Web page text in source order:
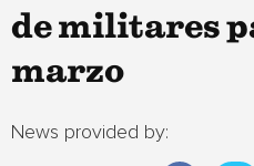
de militares
marzo
News provided by: